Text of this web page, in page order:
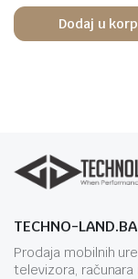
Dodaj u
TECHNO-LAND.BA
Prodaja mobilnih
televizora, računara